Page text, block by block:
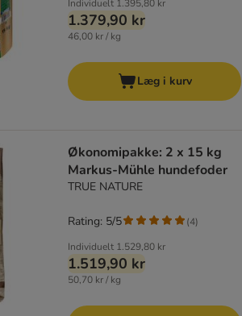
Individuelt 1.395,80 kr
1.379,90 kr
46,00 kr / kg
Læg i kurv
Økonomipakke: 2 x 15 kg
Markus-Mühle hundefoder
TRUE NATURE
Individuelt 1.529,80 kr
1.519,90 kr
50,70 kr / kg
Rating: 5/5 (4)